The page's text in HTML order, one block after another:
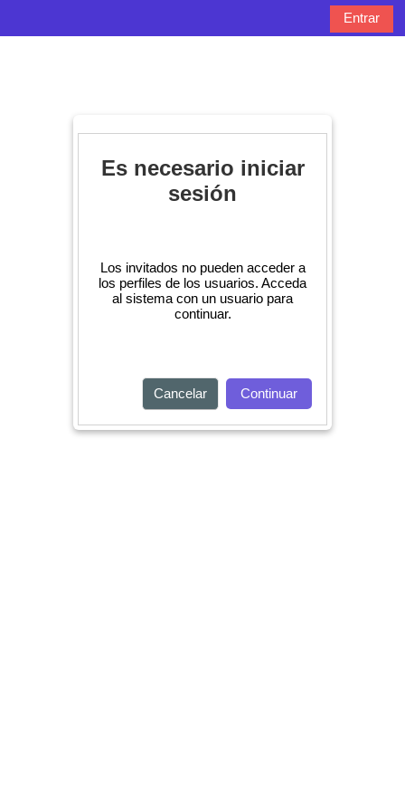
Entrar
Es necesario iniciar
sesión
Los invitados no pueden acceder a
los perfiles de los usuarios. Acceda
al sistema con un usuario para
continuar.
Cancelar Continuar